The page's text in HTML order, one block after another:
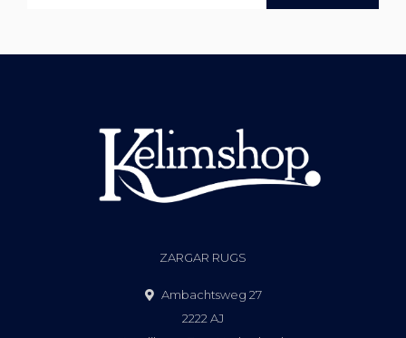
ZARGAR RUGS
Ambachtsweg 27
2222 AJ